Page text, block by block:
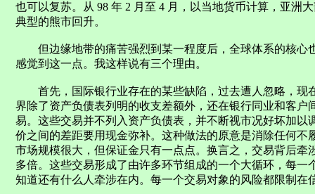
也可以复苏。从 98 年 2 月至 4 月，以当地货币计算，亚洲
典型的熊市回升。
但边缘地带的痛苦强烈到某一程度后，全球体系的核心
感觉到这一点。我这样说有三个理由。
首先，国际银行业存在的某些缺陷，过去遭人忽略，现
界除了资产负债表列明的收支差额外，还在银行同业和客户
易。这些交易并不列入资产负债表，并不断视市况好坏加
价之间的差距要用现金弥补。这种做法的原意是消除任何
市场规模很大，但保证金只有一点点。换言之，交易背后
多倍。这些交易形成了由许多环节组成的一个大循环，每
知道还有什么人牵涉在内。每一个交易对象的风险都限制在